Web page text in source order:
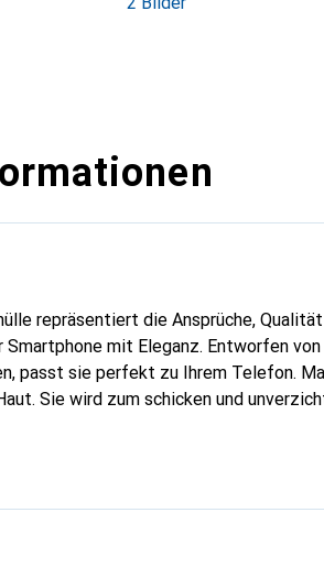
repräsentiert die Ansprüche,
mit Eleganz. Entworfen
passt sie perfekt zu Ihrem Telefon.
Sie wird zum schicken und